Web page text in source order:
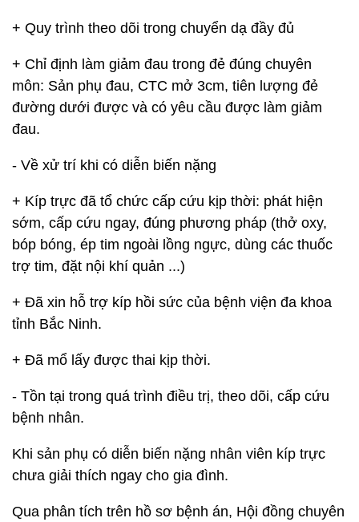
+ Quy trình theo dõi trong chuyển dạ đầy đủ
+ Chỉ định làm giảm đau trong đẻ đúng chuyên
môn: Sản phụ đau, CTC mở 3cm, tiên lượng đẻ
đường dưới được và có yêu cầu được làm giảm
đau.
- Về xử trí khi có diễn biến nặng
+ Kíp trực đã tổ chức cấp cứu kịp thời: phát hiện
sớm, cấp cứu ngay, đúng phương pháp (thở oxy,
bóp bóng, ép tim ngoài lồng ngực, dùng các thuốc
trợ tim, đặt nội khí quản ...)
+ Đã xin hỗ trợ kíp hồi sức của bệnh viện đa khoa
tỉnh Bắc Ninh.
+ Đã mổ lấy được thai kịp thời.
- Tồn tại trong quá trình điều trị, theo dõi, cấp cứu
bệnh nhân.
Khi sản phụ có diễn biến nặng nhân viên kíp trực
chưa giải thích ngay cho gia đình.
Qua phân tích trên hồ sơ bệnh án, Hội đồng chuyên